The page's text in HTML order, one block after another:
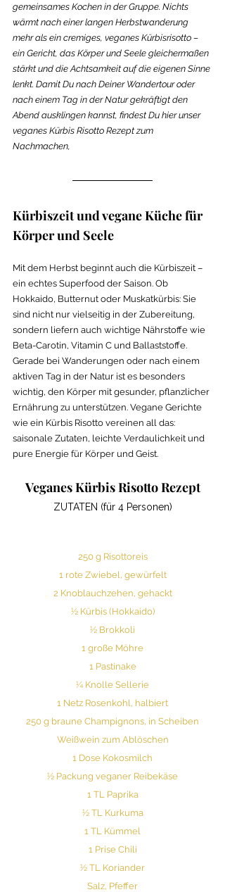
gemeinsames Kochen in der Gruppe. Nichts
wärmt nach einer langen Herbstwanderung
mehr als ein cremiges, veganes Kürbisrisotto –
ein Gericht, das Körper und Seele gleichermaßen
stärkt und die Achtsamkeit auf die eigenen Sinne
lenkt. Damit Du nach Deiner Wandertour oder
nach einem Tag in der Natur gekräftigt den
Abend ausklingen kannst, findest Du hier unser
veganes Kürbis Risotto Rezept zum
Nachmachen,
Kürbiszeit und vegane Küche für
Körper und Seele
Mit dem Herbst beginnt auch die Kürbiszeit –
ein echtes Superfood der Saison. Ob
Hokkaido, Butternut oder Muskatkürbis: Sie
sind nicht nur vielseitig in der Zubereitung,
sondern liefern auch wichtige Nährstoffe wie
Beta-Carotin, Vitamin C und Ballaststoffe.
Gerade bei Wanderungen oder nach einem
aktiven Tag in der Natur ist es besonders
wichtig, den Körper mit gesunder, pflanzlicher
Ernährung zu unterstützen. Vegane Gerichte
wie ein Kürbis Risotto vereinen all das:
saisonale Zutaten, leichte Verdaulichkeit und
pure Energie für Körper und Geist.
Veganes Kürbis Risotto Rezept
ZUTATEN (für 4 Personen)
250 g Risottoreis
1 rote Zwiebel, gewürfelt
2 Knoblauchzehen, gehackt
½ Kürbis (Hokkaido)
½ Brokkoli
1 große Möhre
1 Pastinake
¼ Knolle Sellerie
1 Netz Rosenkohl, halbiert
250 g braune Champignons, in Scheiben
Weißwein zum Ablöschen
1 Dose Kokosmilch
½ Packung veganer Reibekäse
1 TL Paprika
½ TL Kurkuma
1 TL Kümmel
1 Prise Chili
½ TL Koriander
Salz, Pfeffer